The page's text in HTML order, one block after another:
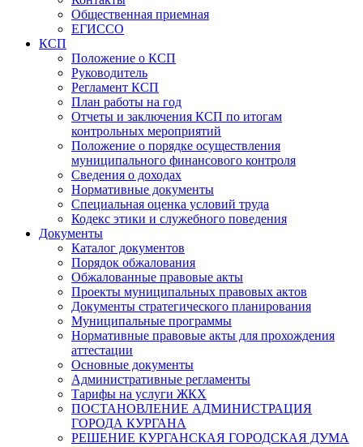
Общественная приемная
ЕГИССО
КСП
Положение о КСП
Руководитель
Регламент КСП
План работы на год
Отчеты и заключения КСП по итогам
контрольных мероприятий
Положение о порядке осуществления
муниципального финансового контроля
Сведения о доходах
Нормативные документы
Специальная оценка условий труда
Кодекс этики и служебного поведения
Документы
Каталог документов
Порядок обжалования
Обжалованные правовые акты
Проекты муниципальных правовых актов
Документы стратегического планирования
Муниципальные программы
Нормативные правовые акты для прохождения
аттестации
Основные документы
Административные регламенты
Тарифы на услуги ЖКХ
ПОСТАНОВЛЕНИЕ АДМИНИСТРАЦИЯ
ГОРОДА КУРГАНА
РЕШЕНИЕ КУРГАНСКАЯ ГОРОДСКАЯ ДУМА